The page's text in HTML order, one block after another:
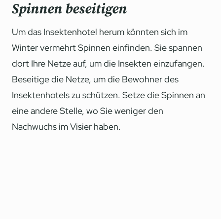
Spinnen beseitigen
Um das Insektenhotel herum könnten sich im
Winter vermehrt Spinnen einfinden. Sie spannen
dort Ihre Netze auf, um die Insekten einzufangen.
Beseitige die Netze, um die Bewohner des
Insektenhotels zu schützen. Setze die Spinnen an
eine andere Stelle, wo Sie weniger den
Nachwuchs im Visier haben.